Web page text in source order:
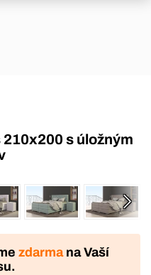
zdarmana Vaší